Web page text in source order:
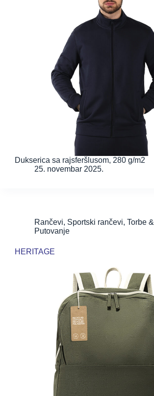
Dukserica sa rajsferšlusom, 280 g/m2
25. novembar 2025.
Rančevi, Sportski rančevi, Torbe &
Putovanje
HERITAGE